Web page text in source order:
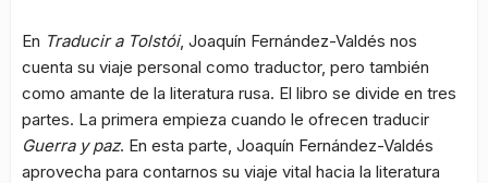
En Traducir a Tolstói, Joaquín Fernández-Valdés nos
cuenta su viaje personal como traductor, pero también
como amante de la literatura rusa. El libro se divide en tres
partes. La primera empieza cuando le ofrecen traducir
Guerra y paz. En esta parte, Joaquín Fernández-Valdés
aprovecha para contarnos su viaje vital hacia la literatura